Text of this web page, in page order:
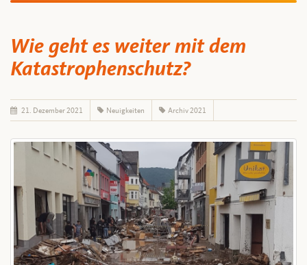
Wie geht es weiter mit dem
Katastrophenschutz?
21. Dezember 2021 Neuigkeiten Archiv 2021